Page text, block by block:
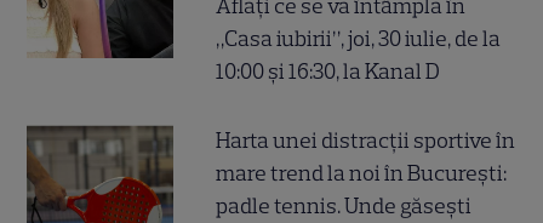
Aflați ce se va întâmpla în
„Casa iubirii”, joi, 30 iulie, de la
10:00 și 16:30, la Kanal D
Harta unei distracții sportive în
mare trend la noi în București:
padle tennis. Unde găsești